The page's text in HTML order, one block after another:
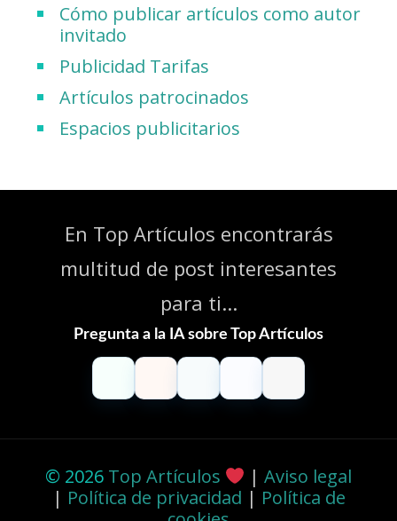
Cómo publicar artículos como autor
invitado
Publicidad Tarifas
Artículos patrocinados
Espacios publicitarios
En Top Artículos encontrarás
multitud de post interesantes
para ti...
Pregunta a la IA sobre Top Artículos
ChatGPT
ClaudePerplexity
Gemini
Grok
© 2026 Top Artículos |Aviso legal
| Política de privacidad | Política de